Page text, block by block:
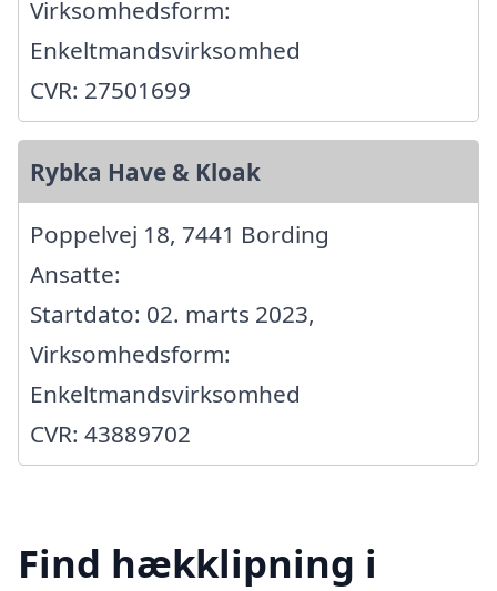
Virksomhedsform:
Enkeltmandsvirksomhed
CVR: 27501699
Rybka Have & Kloak
Poppelvej 18, 7441 Bording
Ansatte:
Startdato: 02. marts 2023,
Virksomhedsform:
Enkeltmandsvirksomhed
CVR: 43889702
Find hækklipning i